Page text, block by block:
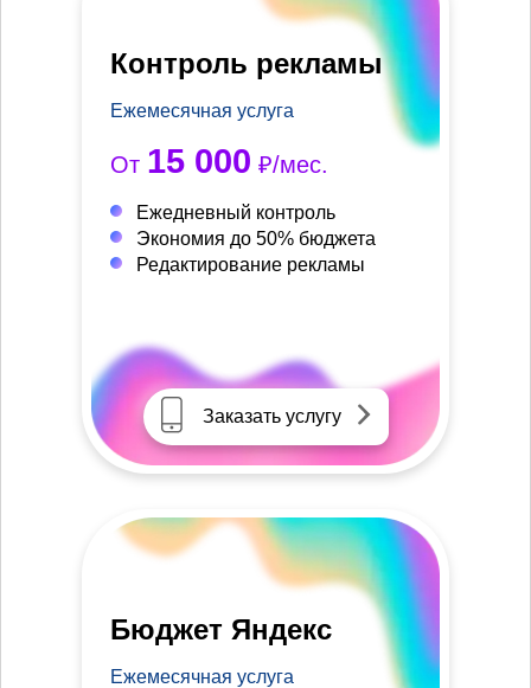
Контроль рекламы
Ежемесячная услуга
От 15 000 ₽/мес.
Ежедневный контроль
Экономия до 50% бюджета
Редактирование рекламы
Заказать услугу
Бюджет Яндекс
Ежемесячная услуга